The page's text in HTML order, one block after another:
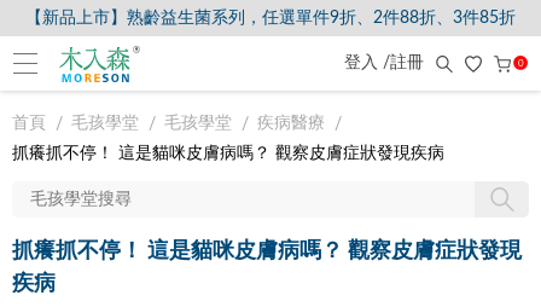
【新品上市】熟齡益生菌系列，任選單件9折、2件88折、3件85折
登入 /註冊 0
首頁 毛孩學堂 毛孩學堂
疾病醫療
抓癢抓不停！ 這是貓咪皮膚病嗎？ 觀察皮膚症狀發現疾病
抓癢抓不停！ 這是貓咪皮膚病嗎？ 觀察皮膚症狀發現
疾病